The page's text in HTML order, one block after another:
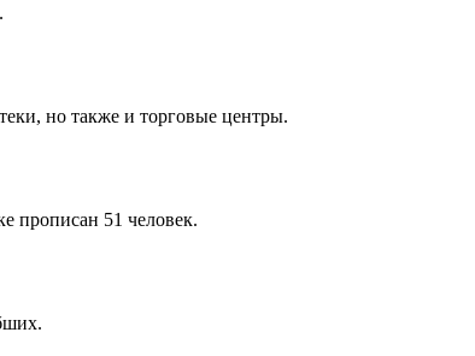
но также и торговые центры.
прописан 51 человек.